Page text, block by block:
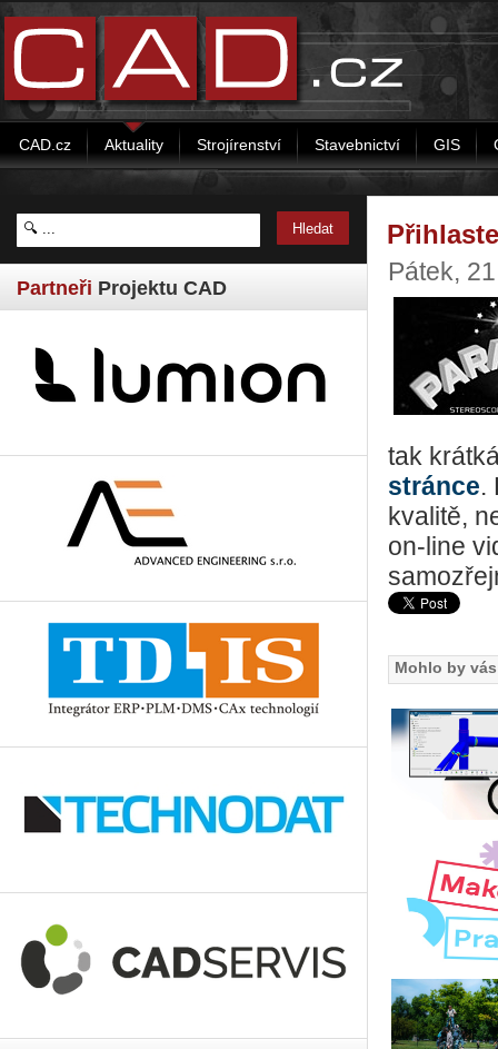
CAD.cz Aktuality Strojírenství Stavebnictví GIS
Partneři Projektu CAD
Pátek,
tak
stránce.
kvalitě,
on-line
Mohlo by